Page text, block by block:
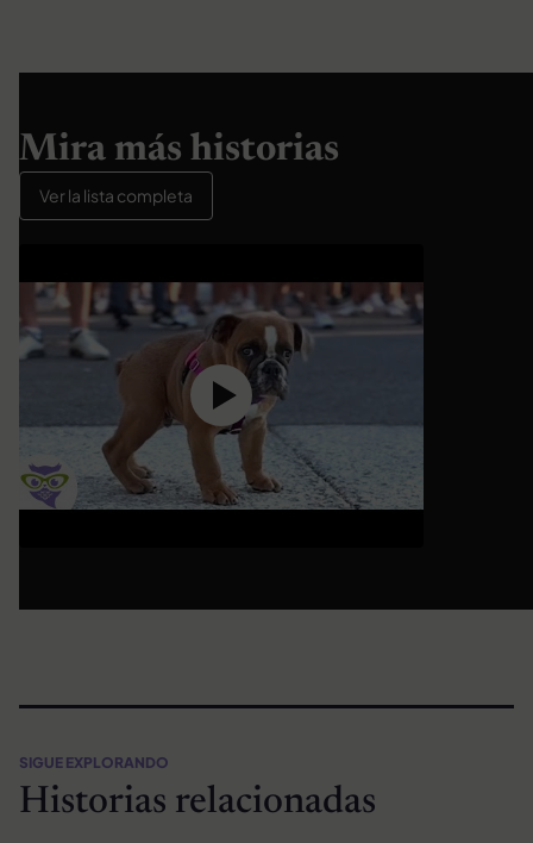
Mira más historias
Ver la lista completa
SIGUE EXPLORANDO
Historias relacionadas